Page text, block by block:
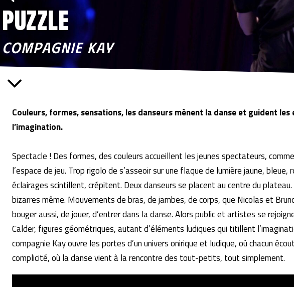
puzzle
COMPAGNIE KAY
Couleurs, formes, sensations, les danseurs mènent la danse et guident
l’imagination.
Spectacle ! Des formes, des couleurs accueillent les jeunes spectateurs,
l’espace de jeu. Trop rigolo de s’asseoir sur une flaque de lumière jaune, bleue,
éclairages scintillent, crépitent. Deux danseurs se placent au centre du
bizarres même. Mouvements de bras, de jambes, de corps, que Nicolas et
bouger aussi, de jouer, d’entrer dans la danse. Alors public et artistes se
Calder, figures géométriques, autant d’éléments ludiques qui titillent
compagnie Kay ouvre les portes d’un univers onirique et ludique, où chacun
complicité, où la danse vient à la rencontre des tout-petits, tout simplement.